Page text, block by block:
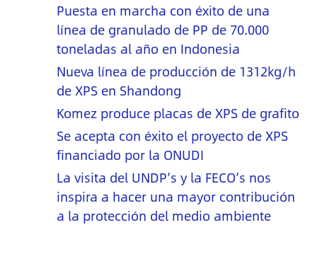
Puesta en marcha con éxito de una
línea de granulado de PP de 70.000
toneladas al año en Indonesia
Nueva línea de producción de 1312kg/h
de XPS en Shandong
Komez produce placas de XPS de grafito
Se acepta con éxito el proyecto de XPS
financiado por la ONUDI
La visita del UNDP’s y la FECO’s nos
inspira a hacer una mayor contribución
a la protección del medio ambiente